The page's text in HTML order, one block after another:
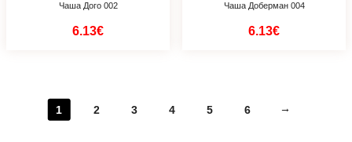
Чаша Дого 002
6.13€
Чаша Доберман 004
6.13€
1 2 3 4 5 6 →